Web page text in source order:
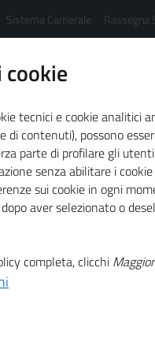
Sistema Camerale Rassegna
Spa
tecnici e cookie analitici
di contenuti), possono
parte di profilare gli
senza abilitare i
sui cookie in ogni
aver selezionato o
completa, clicchi